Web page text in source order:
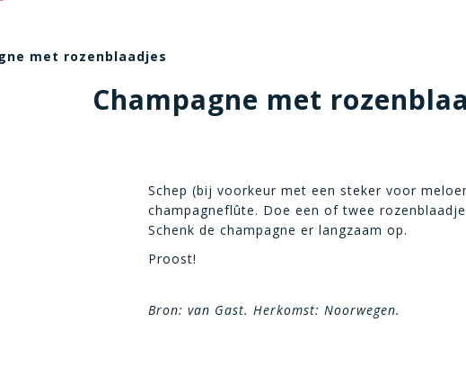
met rozenblaadjes
Champagne met
Schep (bij voorkeur met een steker voor
champagneflûte. Doe een of twee
Schenk de champagne er langzaam op.
Proost!
Bron: van Gast. Herkomst: Noorwegen.